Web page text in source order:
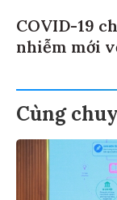
COVID-19
nhiễm mới
Cùng